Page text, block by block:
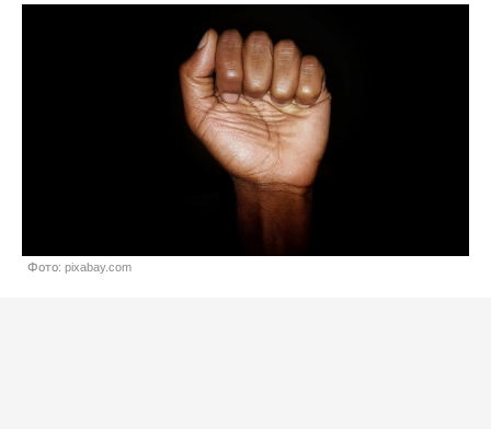
Фото: pixabay.com